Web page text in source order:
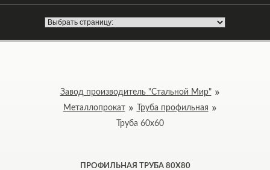
Завод производитель "Стальной Мир"
Металлопрокат
Труба профильная
Труба 60х60
ПРОФИЛЬНАЯ ТРУБА 80Х80